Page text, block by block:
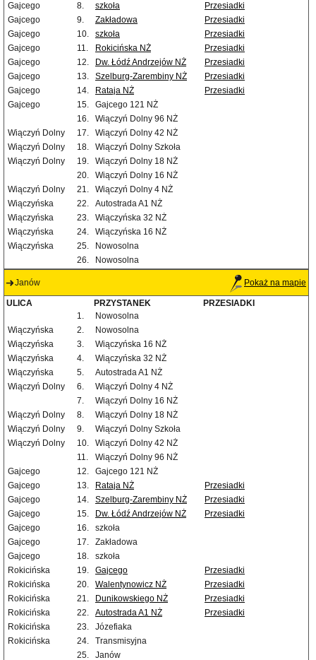
Gajcego
8. szkoła
Przesiadki
Gajcego
9. Zakładowa
Przesiadki
Gajcego
10. szkoła
Przesiadki
Gajcego
11. Rokicińska NŻ
Przesiadki
Gajcego
12. Dw. Łódź Andrzejów NŻ
Przesiadki
Gajcego
13. Szelburg-Zarembiny NŻ
Przesiadki
Gajcego
14. Rataja NŻ
Przesiadki
Gajcego
15.
Gajcego 121 NŻ
16.
Wiączyń Dolny 96 NŻ
Wiączyń Dolny
17.
Wiączyń Dolny 42 NŻ
Wiączyń Dolny
18.
Wiączyń Dolny Szkoła
Wiączyń Dolny
19.
Wiączyń Dolny 18 NŻ
20.
Wiączyń Dolny 16 NŻ
Wiączyń Dolny
21.
Wiączyń Dolny 4 NŻ
Wiączyńska
22.
Autostrada A1 NŻ
Wiączyńska
23.
Wiączyńska 32 NŻ
Wiączyńska
24.
Wiączyńska 16 NŻ
Wiączyńska
25.
Nowosolna
26.
Nowosolna
Janów Pokaż na mapie
ULICA PRZYSTANEK
PRZESIADKI
1.
Nowosolna
Wiączyńska
2.
Nowosolna
Wiączyńska
3.
Wiączyńska 16 NŻ
Wiączyńska
4.
Wiączyńska 32 NŻ
Wiączyńska
5.
Autostrada A1 NŻ
Wiączyń Dolny
6.
Wiączyń Dolny 4 NŻ
7.
Wiączyń Dolny 16 NŻ
Wiączyń Dolny
8.
Wiączyń Dolny 18 NŻ
Wiączyń Dolny
9.
Wiączyń Dolny Szkoła
Wiączyń Dolny
10.
Wiączyń Dolny 42 NŻ
11.
Wiączyń Dolny 96 NŻ
Gajcego
12.
Gajcego 121 NŻ
Gajcego
13. Rataja NŻ
Przesiadki
Gajcego
14. Szelburg-Zarembiny NŻ
Przesiadki
Gajcego
15. Dw. Łódź Andrzejów NŻ
Przesiadki
Gajcego
16.
szkoła
Gajcego
17.
Zakładowa
Gajcego
18.
szkoła
Rokicińska
19. Gajcego
Przesiadki
Rokicińska
20. Walentynowicz NŻ
Przesiadki
Rokicińska
21. Dunikowskiego NŻ
Przesiadki
Rokicińska
22. Autostrada A1 NŻ
Przesiadki
Rokicińska
23.
Józefiaka
Rokicińska
24.
Transmisyjna
25.
Janów